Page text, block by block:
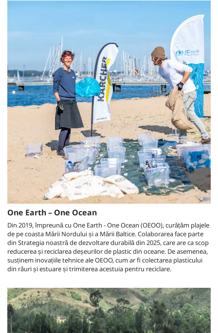
One Earth – One Ocean
Din 2019, împreună cu One Earth - One Ocean (OEOO), curățăm plajele
de pe coasta Mării Nordului și a Mării Baltice. Colaborarea face parte
din Strategia noastră de dezvoltare durabilă din 2025, care are ca scop
reducerea și reciclarea deșeurilor de plastic din oceane. De asemenea,
susținem inovațiile tehnice ale OEOO, cum ar fi colectarea plasticului
din râuri și estuare și trimiterea acestuia pentru reciclare.